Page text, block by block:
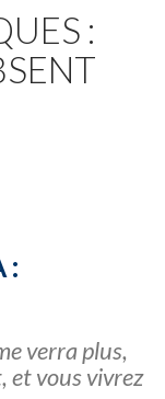
:
:
verra plus,
et vous vivrez